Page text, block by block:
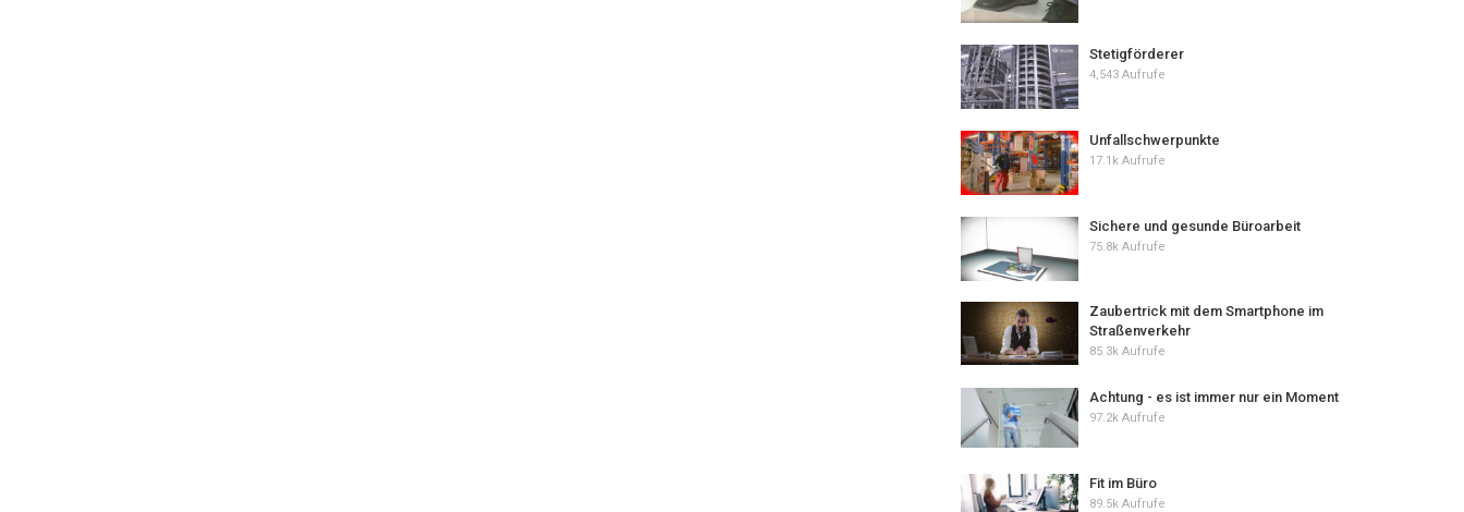
Stetigförderer
4,543 Aufrufe
Unfallschwerpunkte
17.1k Aufrufe
Sichere und gesunde Büroarbeit
75.8k Aufrufe
Zaubertrick mit dem Smartphone im
Straßenverkehr
85.3k Aufrufe
Achtung - es ist immer nur ein Moment
97.2k Aufrufe
Fit im Büro
89.5k Aufrufe